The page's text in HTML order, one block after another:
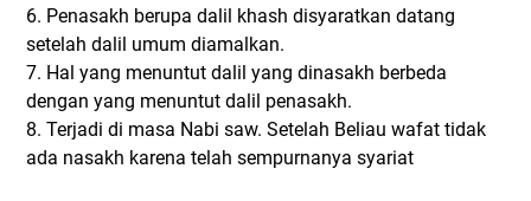
6. Penasakh berupa dalil khash disyaratkan datang
setelah dalil umum diamalkan.
7. Hal yang menuntut dalil yang dinasakh berbeda
dengan yang menuntut dalil penasakh.
8. Terjadi di masa Nabi saw. Setelah Beliau wafat tidak
ada nasakh karena telah sempurnanya syariat